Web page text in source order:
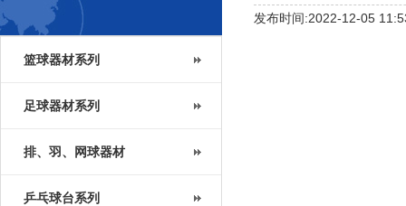
篮球器材系列
足球器材系列
排、羽、网球器材
乒乓球台系列
发布时间:2022-12-05